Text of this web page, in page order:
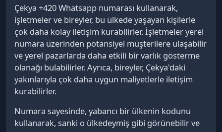
Çekya +420 Whatsapp numarası kullanarak,
işletmeler ve bireyler, bu ülkede yaşayan kişilerle
çok daha kolay iletişim kurabilirler. İşletmeler yerel
numara üzerinden potansiyel müşterilere ulaşabilir
ve yerel pazarlarda daha etkili bir varlık gösterme
olanağı bulabilirler. Ayrıca, bireyler, Çekya'daki
yakınlarıyla çok daha uygun maliyetlerle iletişim
kurabilirler.
Numara sayesinde, yabancı bir ülkenin kodunu
kullanarak, sanki o ülkedeymiş gibi görünebilir ve